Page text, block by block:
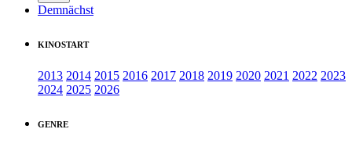
Demnächst
KINOSTART
2013 2014 2015 2016 2017 2018 2019 2020 2021 2022 2023
2024 2025 2026
GENRE